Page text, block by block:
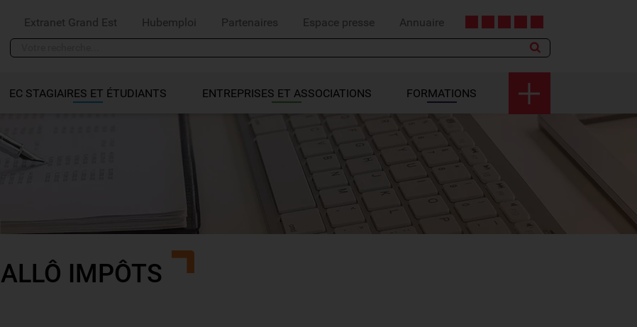
Extranet Grand Est Hubemploi Partenaires Espace presse Annuaire
EC STAGIAIRES ET ÉTUDIANTS ENTREPRISES ET ASSOCIATIONS FORMATIONS
ALLÔ IMPÔTS